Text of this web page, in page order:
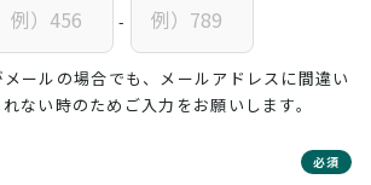
-
ールの場合でも、メールアドレスに間違い
ない時のためご入力をお願いします。
必須